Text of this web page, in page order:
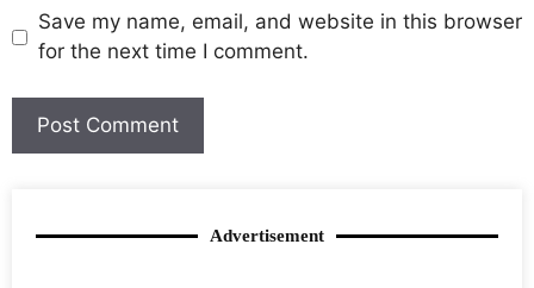
Save my name, email, and website in this browser
for the next time I comment.
Advertisement